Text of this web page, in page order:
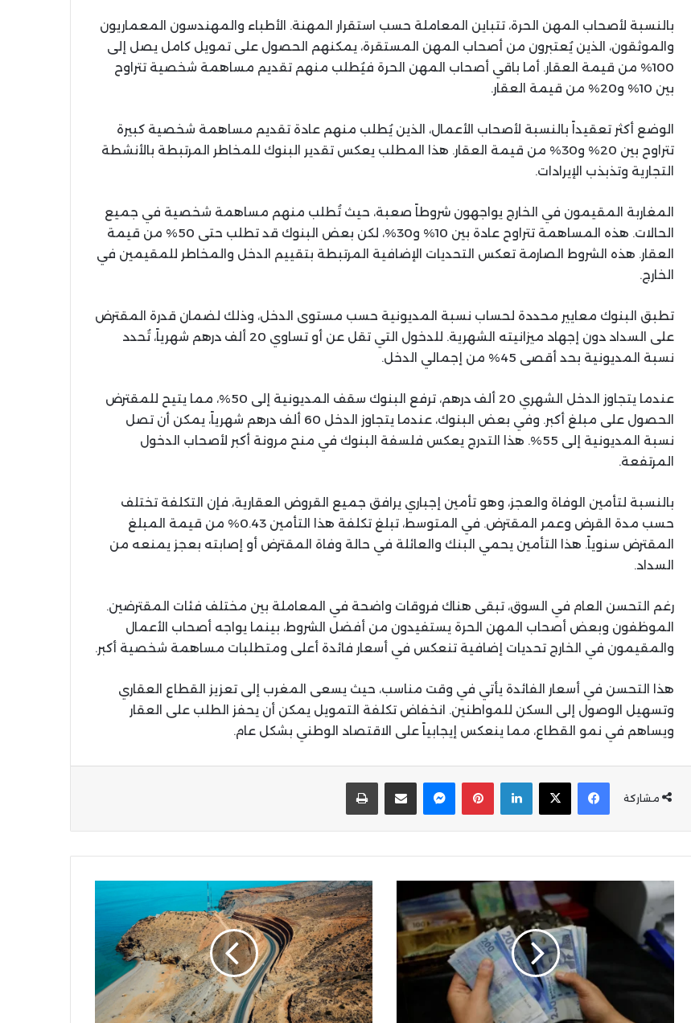
بالنسبة لأصحاب المهن الحرة، تتباين المعاملة حسب استقرار المهنة. الأطباء والمهندسون المعماريون
والموثقون، الذين يُعتبرون من أصحاب المهن المستقرة، يمكنهم الحصول على تمويل كامل يصل إلى
100% من قيمة العقار. أما باقي أصحاب المهن الحرة فيُطلب منهم تقديم مساهمة شخصية تتراوح
بين 10% و20% من قيمة العقار.
الوضع أكثر تعقيداً بالنسبة لأصحاب الأعمال، الذين يُطلب منهم عادة تقديم مساهمة شخصية كبيرة
تتراوح بين 20% و30% من قيمة العقار. هذا المطلب يعكس تقدير البنوك للمخاطر المرتبطة بالأنشطة
التجارية وتذبذب الإيرادات.
المغاربة المقيمون في الخارج يواجهون شروطاً صعبة، حيث تُطلب منهم مساهمة شخصية في جميع
الحالات. هذه المساهمة تتراوح عادة بين 10% و30%، لكن بعض البنوك قد تطلب حتى 50% من قيمة
العقار. هذه الشروط الصارمة تعكس التحديات الإضافية المرتبطة بتقييم الدخل والمخاطر للمقيمين في
الخارج.
تطبق البنوك معايير محددة لحساب نسبة المديونية حسب مستوى الدخل، وذلك لضمان قدرة المقترض
على السداد دون إجهاد ميزانيته الشهرية. للدخول التي تقل عن أو تساوي 20 ألف درهم شهرياً، تُحدد
نسبة المديونية بحد أقصى 45% من إجمالي الدخل.
عندما يتجاوز الدخل الشهري 20 ألف درهم، ترفع البنوك سقف المديونية إلى 50%، مما يتيح للمقترض
الحصول على مبلغ أكبر. وفي بعض البنوك، عندما يتجاوز الدخل 60 ألف درهم شهرياً، يمكن أن تصل
نسبة المديونية إلى 55%. هذا التدرج يعكس فلسفة البنوك في منح مرونة أكبر لأصحاب الدخول
المرتفعة.
بالنسبة لتأمين الوفاة والعجز، وهو تأمين إجباري يرافق جميع القروض العقارية، فإن التكلفة تختلف
حسب مدة القرض وعمر المقترض. في المتوسط، تبلغ تكلفة هذا التأمين 0.43% من قيمة المبلغ
المقترض سنوياً. هذا التأمين يحمي البنك والعائلة في حالة وفاة المقترض أو إصابته بعجز يمنعه من
السداد.
رغم التحسن العام في السوق، تبقى هناك فروقات واضحة في المعاملة بين مختلف فئات المقترضين.
الموظفون وبعض أصحاب المهن الحرة يستفيدون من أفضل الشروط، بينما يواجه أصحاب الأعمال
والمقيمون في الخارج تحديات إضافية تنعكس في أسعار فائدة أعلى ومتطلبات مساهمة شخصية أكبر.
هذا التحسن في أسعار الفائدة يأتي في وقت مناسب، حيث يسعى المغرب إلى تعزيز القطاع العقاري
وتسهيل الوصول إلى السكن للمواطنين. انخفاض تكلفة التمويل يمكن أن يحفز الطلب على العقار
ويساهم في نمو القطاع، مما ينعكس إيجابياً على الاقتصاد الوطني بشكل عام.
مشاركة
Facebook
X
LinkedIn
Pinterest
Messengerالمشاركة عبر البريد الإلكترونياطبعها
في
المغرب..
من
مشروع
تطوير
الطريق
الساحلية
بين
الدريوش
والحسيمة:
استثمار